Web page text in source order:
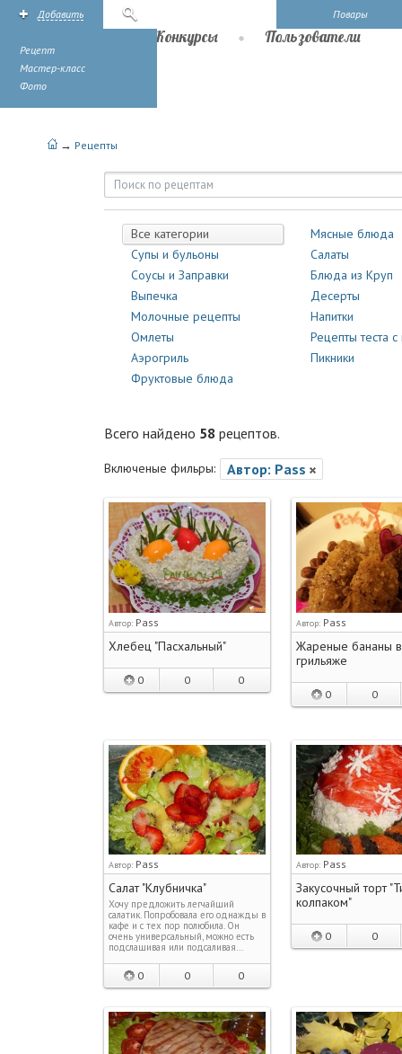
Повары
Добавить
Рецепт
Мастер-класс
Фото
Конкурсы Пользователи
→ Рецепты
Рецепты | Повары.ру
Все категории
Мясные блюда
Супы и бульоны
Салаты
Соусы и Заправки
Блюда из Круп
Выпечка
Десерты
Молочные рецепты
Напитки
Омлеты
Рецепты теста с
Аэрогриль
Пикники
Фруктовые блюда
Всего найдено 58 рецептов.
Включеные фильры: Автор: Pass
Автор: Pass
Хлебец "Пасхальный"
0 0 0
Автор: Pass
Жареные бананы в
грильяже
0 0
Автор: Pass
Салат "Клубничка"
Хочу предложить легчайший
салатик. Попробовала его однажды в
кафе и с тех пор полюбила. Он
очень универсальный, можно есть
подслащивая или подсаливая…
0 0 0
Автор: Pass
Закусочный торт
колпаком"
0 0